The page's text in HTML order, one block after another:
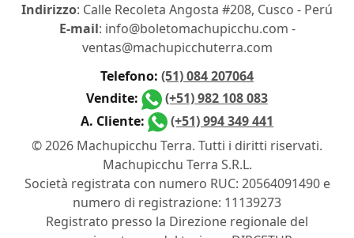
Indirizzo: Calle Recoleta Angosta #208, Cusco - Perú
E-mail: info@boletomachupicchu.com -
ventas@machupicchuterra.com
Telefono: (51) 084 207064
Vendite:
(+51) 982 108 083
A. Cliente:
(+51) 994 349 441
© 2026 Machupicchu Terra. Tutti i diritti riservati.
Machupicchu Terra S.R.L.
Società registrata con numero RUC: 20564091490 e
numero di registrazione: 11139273
Registrato presso la Direzione regionale del